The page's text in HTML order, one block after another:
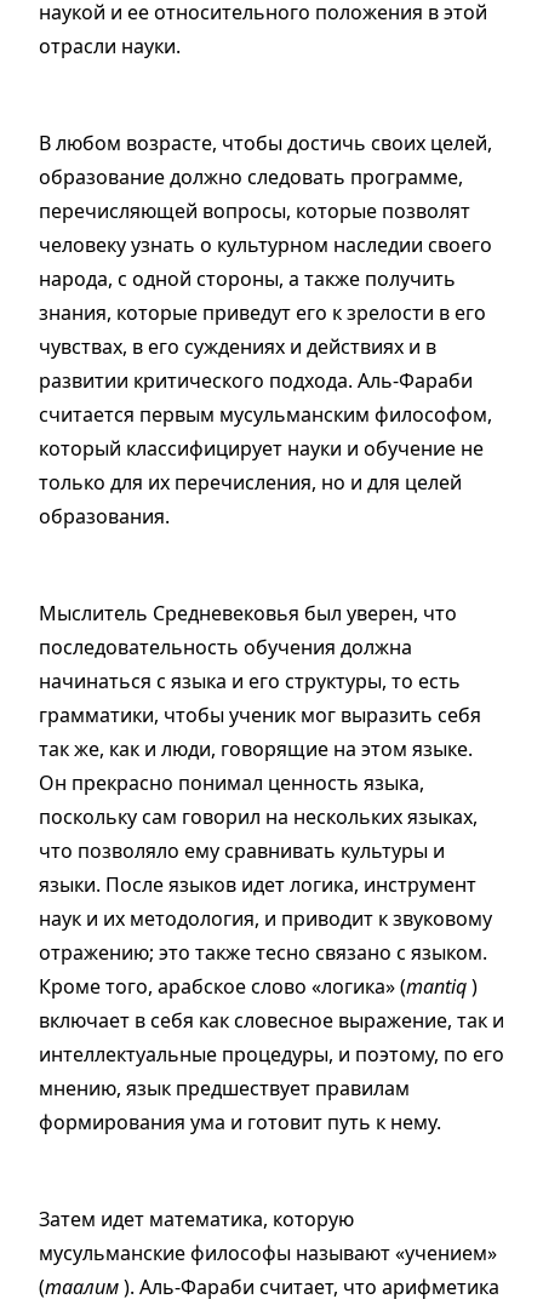
наукой и ее относительного положения в этой
отрасли науки.
В любом возрасте, чтобы достичь своих целей,
образование должно следовать программе,
перечисляющей вопросы, которые позволят
человеку узнать о культурном наследии своего
народа, с одной стороны, а также получить
знания, которые приведут его к зрелости в его
чувствах, в его суждениях и действиях и в
развитии критического подхода. Аль-Фараби
считается первым мусульманским философом,
который классифицирует науки и обучение не
только для их перечисления, но и для целей
образования.
Мыслитель Средневековья был уверен, что
последовательность обучения должна
начинаться с языка и его структуры, то есть
грамматики, чтобы ученик мог выразить себя
так же, как и люди, говорящие на этом языке.
Он прекрасно понимал ценность языка,
поскольку сам говорил на нескольких языках,
что позволяло ему сравнивать культуры и
языки. После языков идет логика, инструмент
наук и их методология, и приводит к звуковому
отражению; это также тесно связано с языком.
Кроме того, арабское слово «логика» (mantiq)
включает в себя как словесное выражение, так и
интеллектуальные процедуры, и поэтому, по его
мнению, язык предшествует правилам
формирования ума и готовит путь к нему.
Затем идет математика, которую
мусульманские философы называют «учением»
(таалим). Аль-Фараби считает, что арифметика